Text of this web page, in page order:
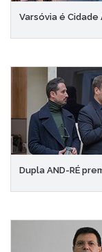
Varsóvia é
Dupla AND-RÉ